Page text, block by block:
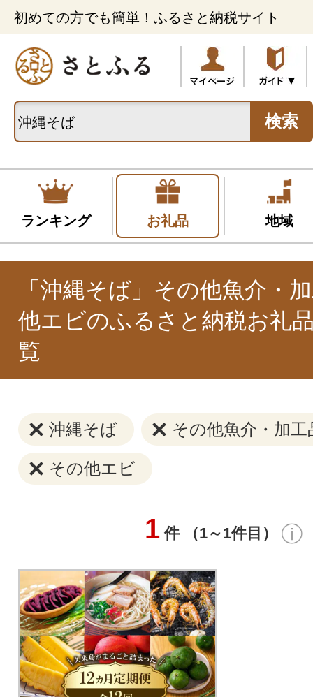
初めての方でも簡単！ふるさと納税サイト
検索
ランキング お礼品 地域
「沖縄そば」その他魚介・
他エビのふるさと納税お礼
覧
沖縄そば その他魚介・加工
その他エビ
1 件 （1～1件目）